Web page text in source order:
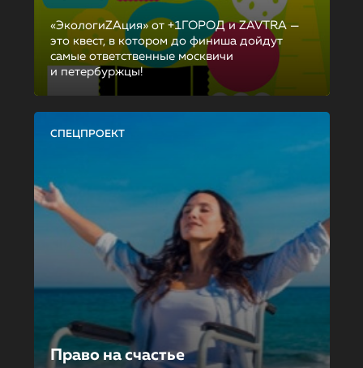
«ЭкологиZAция» от +1ГОРОД и ZAVTRA —
это квест, в котором до финиша дойдут
самые ответственные москвичи
и петербуржцы!
СПЕЦПРОЕКТ
Право на счастье